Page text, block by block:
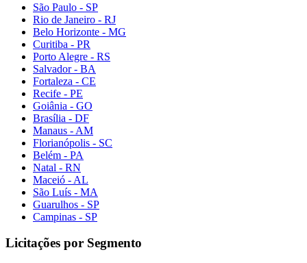
São Paulo - SP
Rio de Janeiro - RJ
Belo Horizonte - MG
Curitiba - PR
Porto Alegre - RS
Salvador - BA
Fortaleza - CE
Recife - PE
Goiânia - GO
Brasília - DF
Manaus - AM
Florianópolis - SC
Belém - PA
Natal - RN
Maceió - AL
São Luís - MA
Guarulhos - SP
Campinas - SP
Licitações por Segmento